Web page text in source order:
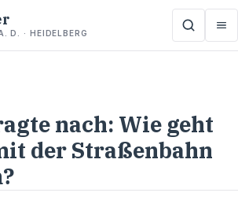
D. · HEIDELBERG
nach: Wie geht
der Straßenbahn